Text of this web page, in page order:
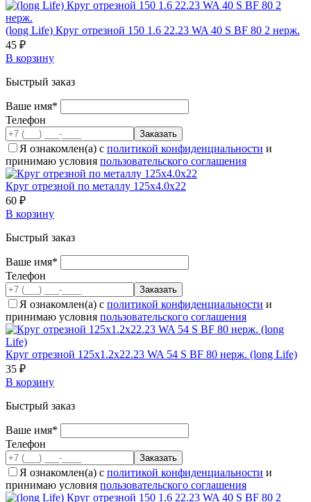
(long Life) Круг отрезной 150 1.6 22.23 WA 40 S BF 80 2 нерж.
45 ₽
В корзину
Быстрый заказ
Ваше имя*
Телефон
Я ознакомлен(а) с политикой конфиденциальности и
принимаю условия пользовательского соглашения
Круг отрезной по металлу 125х4.0х22
60 ₽
В корзину
Быстрый заказ
Ваше имя*
Телефон
Я ознакомлен(а) с политикой конфиденциальности и
принимаю условия пользовательского соглашения
Круг отрезной 125х1.2х22.23 WA 54 S BF 80 нерж. (long Life)
35 ₽
В корзину
Быстрый заказ
Ваше имя*
Телефон
Я ознакомлен(а) с политикой конфиденциальности и
принимаю условия пользовательского соглашения